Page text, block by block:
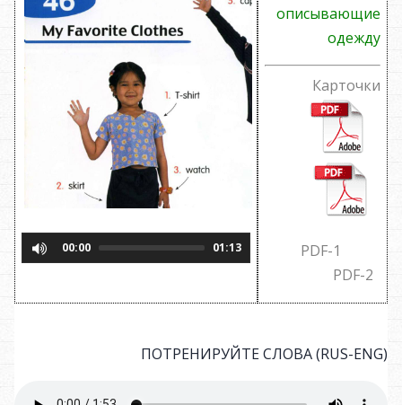
00:00 01:13
описывающие
одежду
Карточки
PDF-1
PDF-2
ПОТРЕНИРУЙТЕ СЛОВА (RUS-ENG)